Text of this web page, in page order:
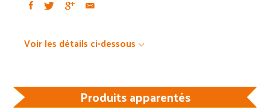
Voir les détails ci-dessous
Produits apparentés